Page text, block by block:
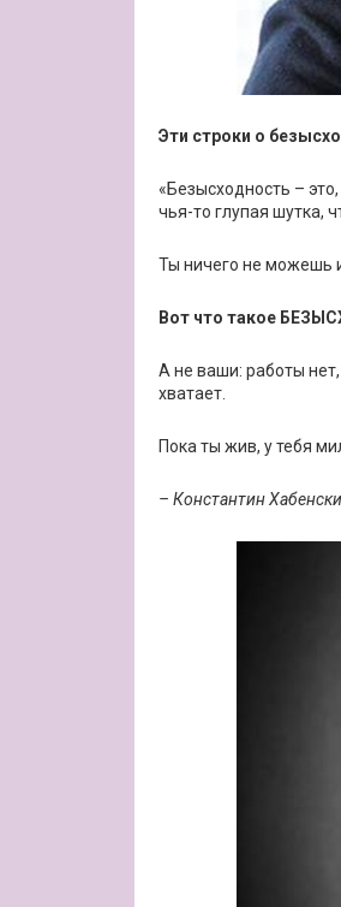
Эти строки о
«Безысходность –
чья-то глупая шутка,
Ты ничего не можешь
Вот что такое
А не ваши: работы
хватает.
Пока ты жив, у тебя
– Константин